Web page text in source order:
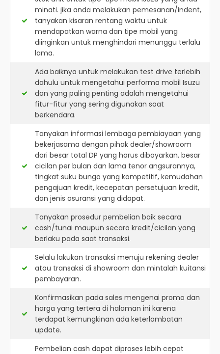
minati. jika anda melakukan pemesanan/indent,
tanyakan kisaran rentang waktu untuk
mendapatkan warna dan tipe mobil yang
diinginkan untuk menghindari menunggu terlalu
lama.
Ada baiknya untuk melakukan test drive terlebih
dahulu untuk mengetahui performa mobil Isuzu
dan yang paling penting adalah mengetahui
fitur-fitur yang sering digunakan saat
berkendara.
Tanyakan informasi lembaga pembiayaan yang
bekerjasama dengan pihak dealer/showroom
dari besar total DP yang harus dibayarkan, besar
cicilan per bulan dan lama tenor angsurannya,
tingkat suku bunga yang kompetitif, kemudahan
pengajuan kredit, kecepatan persetujuan kredit,
dan jenis asuransi yang didapat.
Tanyakan prosedur pembelian baik secara
cash/tunai maupun secara kredit/cicilan yang
berlaku pada saat transaksi.
Selalu lakukan transaksi menuju rekening dealer
atau transaksi di showroom dan mintalah kuitansi
pembayaran.
Konfirmasikan pada sales mengenai promo dan
harga yang tertera di halaman ini karena
terdapat kemungkinan ada keterlambatan
update.
Pembelian cash dapat diproses lebih cepat